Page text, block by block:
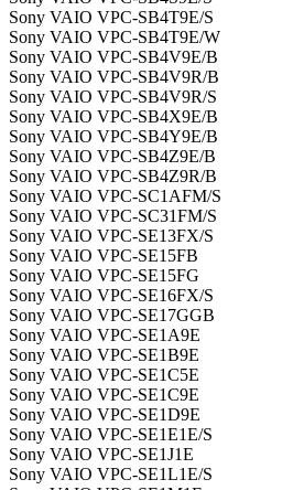
Sony VAIO VPC-SB4T9E/S
Sony VAIO VPC-SB4T9E/W
Sony VAIO VPC-SB4V9E/B
Sony VAIO VPC-SB4V9R/B
Sony VAIO VPC-SB4V9R/S
Sony VAIO VPC-SB4X9E/B
Sony VAIO VPC-SB4Y9E/B
Sony VAIO VPC-SB4Z9E/B
Sony VAIO VPC-SB4Z9R/B
Sony VAIO VPC-SC1AFM/S
Sony VAIO VPC-SC31FM/S
Sony VAIO VPC-SE13FX/S
Sony VAIO VPC-SE15FB
Sony VAIO VPC-SE15FG
Sony VAIO VPC-SE16FX/S
Sony VAIO VPC-SE17GGB
Sony VAIO VPC-SE1A9E
Sony VAIO VPC-SE1B9E
Sony VAIO VPC-SE1C5E
Sony VAIO VPC-SE1C9E
Sony VAIO VPC-SE1D9E
Sony VAIO VPC-SE1E1E/S
Sony VAIO VPC-SE1J1E
Sony VAIO VPC-SE1L1E/S